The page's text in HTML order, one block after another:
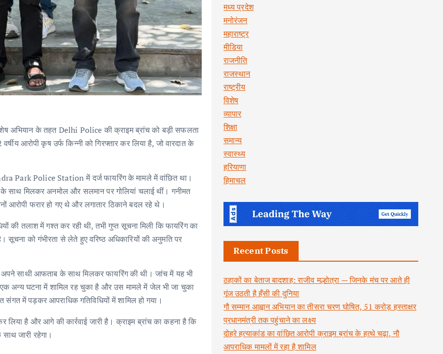
अभियान के तहत Delhi Police की क्राइम ब्रांच को बड़ी सफलता
आरोपी कृष उर्फ किन्नी को गिरफ्तार कर लिया है, जो वारदात के
Park Police Station में दर्ज फायरिंग के मामले में वांछित था।
मिलकर अनमोल और सलमान पर गोलियां चलाई थीं। गनीमत
आरोपी फरार हो गए थे और लगातार ठिकाने बदल रहे थे।
की तलाश में गश्त कर रही थी, तभी गुप्त सूचना मिली कि फायरिंग का
सूचना को गंभीरता से लेते हुए वरिष्ठ अधिकारियों की अनुमति पर
अपने साथी आफताब के साथ मिलकर फायरिंग की थी। जांच में यह भी
एक अन्य घटना में शामिल रह चुका है और उस मामले में जेल भी जा चुका
में पड़कर आपराधिक गतिविधियों में शामिल हो गया।
लिया है और आगे की कार्रवाई जारी है। क्राइम ब्रांच का कहना है कि
जारी रहेगा।
मध्य प्रदेश
मनोरंजन
महाराष्ट्र
मीडिया
राजनीति
राजस्थान
राष्ट्रीय
विशेष
व्यापार
शिक्षा
समान्य
स्वास्थ्य
हरियाणा
हिमाचल
Recent Posts
ठहाकों का बेताज बादशाह: राजीव मल्होत्रा — जिनके मंच पर आते ही
गूंज उठती है हँसी की दुनिया
गौ सम्मान आह्वान अभियान का तीसरा चरण घोषित, 51 करोड़ हस्ताक्षर
प्रधानमंत्री तक पहुंचाने का लक्ष्य
दोहरे हत्याकांड का वांछित आरोपी क्राइम ब्रांच के हत्थे चढ़ा, नौ
आपराधिक मामलों में रहा है शामिल